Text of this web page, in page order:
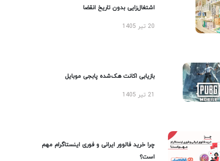
اشتغال‌زایی بدون تاریخ انقضا
20 تیر 1405
بازیابی اکانت هک‌شده پابجی موبایل
چرا خرید فالوور ایرانی و فوری اینستاگرام مهم
است؟